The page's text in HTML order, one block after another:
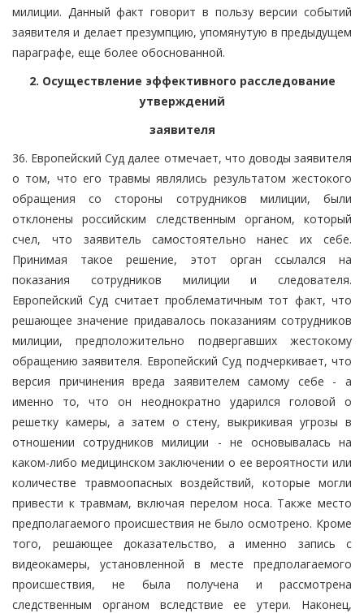
милиции. Данный факт говорит в пользу версии событий
заявителя и делает презумпцию, упомянутую в предыдущем
параграфе, еще более обоснованной.
2. Осуществление эффективного расследование
утверждений
заявителя
36. Европейский Суд далее отмечает, что доводы заявителя
о том, что его травмы являлись результатом жестокого
обращения со стороны сотрудников милиции, были
отклонены российским следственным органом, который
счел, что заявитель самостоятельно нанес их себе.
Принимая такое решение, этот орган ссылался на
показания сотрудников милиции и следователя.
Европейский Суд считает проблематичным тот факт, что
решающее значение придавалось показаниям сотрудников
милиции, предположительно подвергавших жестокому
обращению заявителя. Европейский Суд подчеркивает, что
версия причинения вреда заявителем самому себе - а
именно то, что он неоднократно ударился головой о
решетку камеры, а затем о стену, выкрикивая угрозы в
отношении сотрудников милиции - не основывалась на
каком-либо медицинском заключении о ее вероятности или
количестве травмоопасных воздействий, которые могли
привести к травмам, включая перелом носа. Также место
предполагаемого происшествия не было осмотрено. Кроме
того, решающее доказательство, а именно запись с
видеокамеры, установленной в месте предполагаемого
происшествия, не была получена и рассмотрена
следственным органом вследствие ее утери. Наконец,